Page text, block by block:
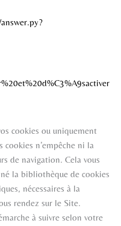
cookies ou uniquement
cookies n’empêche ni la
de navigation. Cela vous
la bibliothèque de cookies
nécessaires à la
rendez sur le Site.
à suivre selon votre